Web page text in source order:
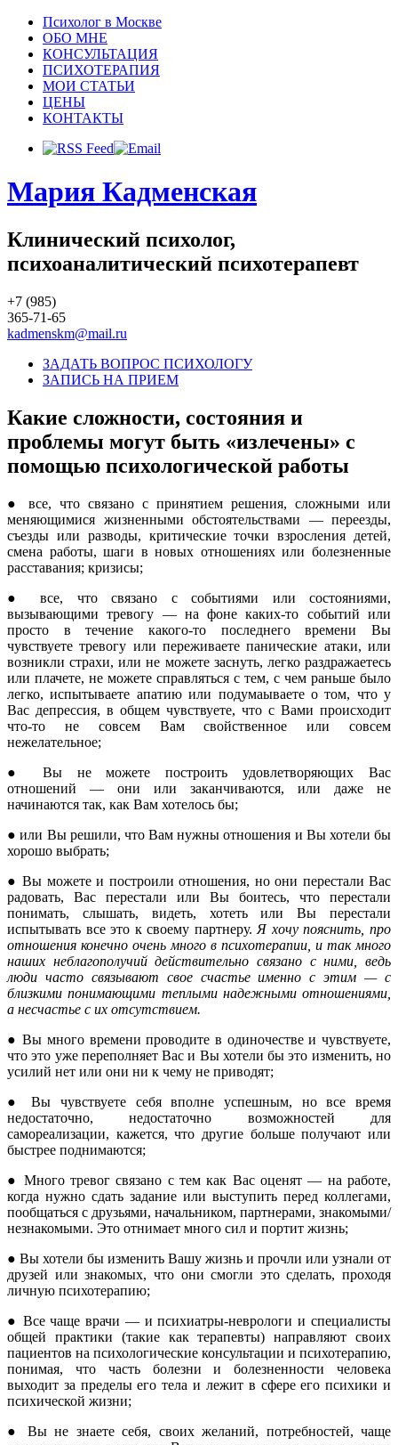
Психолог в Москве
ОБО МНЕ
КОНСУЛЬТАЦИЯ
ПСИХОТЕРАПИЯ
МОИ СТАТЬИ
ЦЕНЫ
КОНТАКТЫ
Мария Кадменская
Клинический психолог,
психоаналитический психотерапевт
+7 (985)
365-71-65
kadmenskm@mail.ru
ЗАДАТЬ ВОПРОС ПСИХОЛОГУ
ЗАПИСЬ НА ПРИЕМ
Какие сложности, состояния и
проблемы могут быть «излечены» с
помощью психологической работы
● все, что связано с принятием решения, сложными или
меняющимися жизненными обстоятельствами — переезды,
съезды или разводы, критические точки взросления детей,
смена работы, шаги в новых отношениях или болезненные
расставания; кризисы;
● все, что связано с событиями или состояниями,
вызывающими тревогу — на фоне каких-то событий или
просто в течение какого-то последнего времени Вы
чувствуете тревогу или переживаете панические атаки, или
возникли страхи, или не можете заснуть, легко раздражаетесь
или плачете, не можете справляться с тем, с чем раньше было
легко, испытываете апатию или подумаываете о том, что у
Вас депрессия, в общем чувствуете, что с Вами происходит
что-то не совсем Вам свойственное или совсем
нежелательное;
● Вы не можете построить удовлетворяющих Вас
отношений — они или заканчиваются, или даже не
начинаются так, как Вам хотелось бы;
● или Вы решили, что Вам нужны отношения и Вы хотели бы
хорошо выбрать;
● Вы можете и построили отношения, но они перестали Вас
радовать, Вас перестали или Вы боитесь, что перестали
понимать, слышать, видеть, хотеть или Вы перестали
испытывать все это к своему партнеру. Я хочу пояснить, про
отношения конечно очень много в психотерапии, и так много
наших неблагополучий действительно связано с ними, ведь
люди часто связывают свое счастье именно с этим — с
близкими понимающими теплыми надежными отношениями,
а несчастье с их отсутствием.
● Вы много времени проводите в одиночестве и чувствуете,
что это уже переполняет Вас и Вы хотели бы это изменить, но
усилий нет или они ни к чему не приводят;
● Вы чувствуете себя вполне успешным, но все время
недостаточно, недостаточно возможностей для
самореализации, кажется, что другие больше получают или
быстрее поднимаются;
● Много тревог связано с тем как Вас оценят — на работе,
когда нужно сдать задание или выступить перед коллегами,
пообщаться с друзьями, начальником, партнерами, знакомыми/
незнакомыми. Это отнимает много сил и портит жизнь;
● Вы хотели бы изменить Вашу жизнь и прочли или узнали от
друзей или знакомых, что они смогли это сделать, проходя
личную психотерапию;
● Все чаще врачи — и психиатры-неврологи и специалисты
общей практики (такие как терапевты) направляют своих
пациентов на психологические консультации и психотерапию,
понимая, что часть болезни и болезненности человека
выходит за пределы его тела и лежит в сфере его психики и
психической жизни;
● Вы не знаете себя, своих желаний, потребностей, чаще